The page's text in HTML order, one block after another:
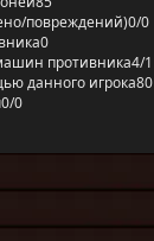
повреждений)0/0
0
противника4/1
данного игрока80
0/0